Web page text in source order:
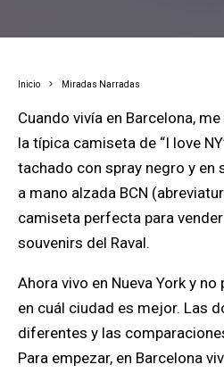
Inicio Miradas Narradas
Cuando vivía en Barcelona, me acuerdo de haber visto
la típica camiseta de “I love
tachado con spray negro y en
a mano alzada BCN
camiseta perfecta para
souvenirs del Raval.
Ahora vivo en Nueva York y no puedo dejar de pensar
en cuál ciudad es mejor. Las
diferentes y las
Para empezar, en Barcelona